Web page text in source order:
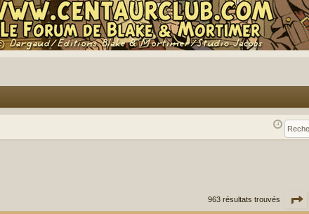
963 résultats trouvés